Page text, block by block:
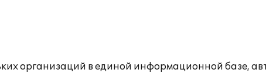
организаций в единой информационной базе,